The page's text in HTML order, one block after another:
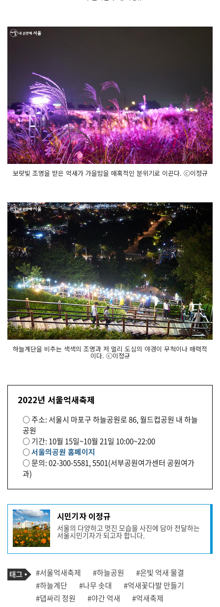
보랏빛 조명을 받은 억새가 가을밤을 매혹적인 분위기로 이끈다. ⓒ이정규
하늘계단을 비추는 색색의 조명과 저 멀리 도심의 야경이 무척이나 매력적
이다. ⓒ이정규
2022년 서울억새축제
○ 주소: 서울시 마포구 하늘공원로 86, 월드컵공원 내 하늘
공원
○ 기간: 10월 15일~10월 21일 10:00~22:00
○서울의공원 홈페이지
○ 문의: 02-300-5581, 5501(서부공원여가센터 공원여가
과)
기
사
작
성
자
프
필
시민기자 이정규
서울의 다양하고 멋진 모습을 사진에 담아 전달하는
서울시민기자가 되고자 합니다.
기
사
관
련
태
태
그
#서울억새축제 #하늘공원
#은빛 억새 물결
#하늘계단
#나무 솟대
#억새꽃다발 만들기
#댑싸리 정원
#야간 억새 #억새축제